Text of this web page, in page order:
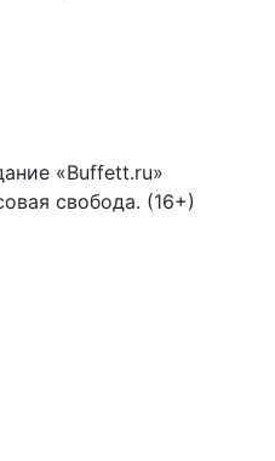
«Buffett.ru»
свобода. (16+)